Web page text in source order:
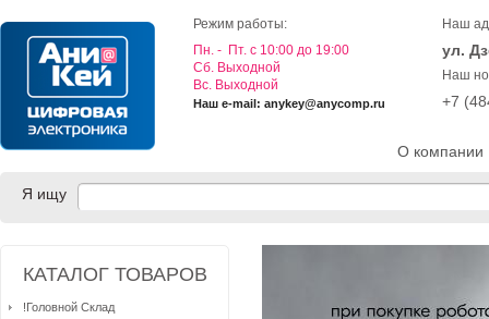
О компании
Режим работы:
Пн. - Пт. с 10:00 до 19:00
Cб. Выходной
Вс. Выходной
Наш e-mail: anykey@anycomp.ru
Наш
ул.
Наш
+7
Я ищу
КАТАЛОГ ТОВАРОВ
!Головной Склад